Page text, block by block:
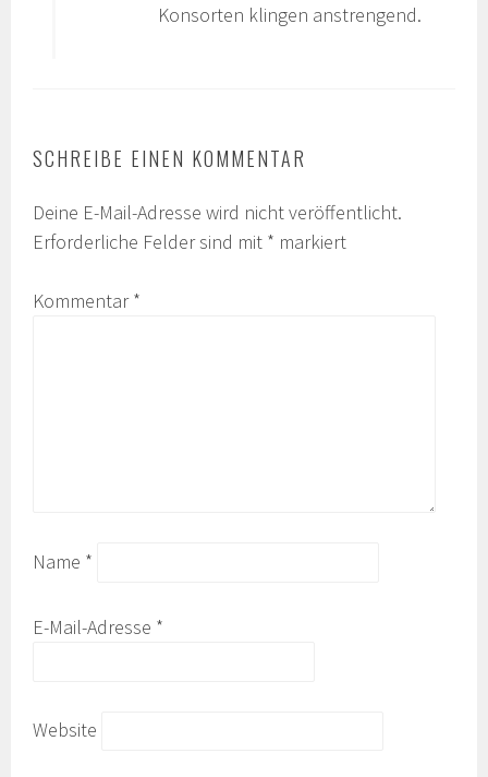
Konsorten klingen anstrengend.
SCHREIBE EINEN KOMMENTAR
Deine E-Mail-Adresse wird nicht veröffentlicht.
Erforderliche Felder sind mit * markiert
Kommentar*
Name *
E-Mail-Adresse *
Website